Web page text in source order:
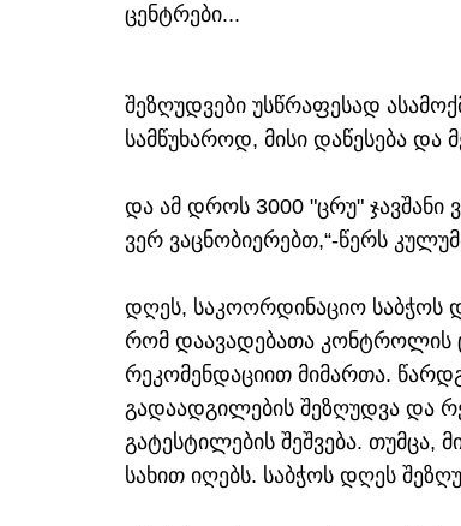
ცენტრები...
შეზღუდვები უსწრაფესად
სამწუხაროდ, მისი დაწესება და
და ამ დროს 3000 "ცრუ" ჯავშანი
ვერ ვაცნობიერებთ,“-წერს
დღეს, საკოორდინაციო საბჭოს
რომ დაავადებათა კონტროლის
რეკომენდაციით მიმართა.
გადაადგილების შეზღუდვა და
გატესტილების შეშვება. თუმცა,
სახით იღებს. საბჭოს დღეს